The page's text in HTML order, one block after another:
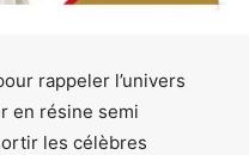
rappeler l’univers
en résine semi
les célèbres